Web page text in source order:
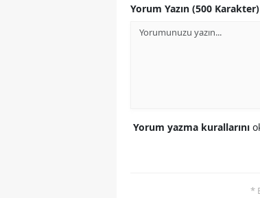
Yorum Yazın (500 Karakter)
Yorum yazma kurallarını
*